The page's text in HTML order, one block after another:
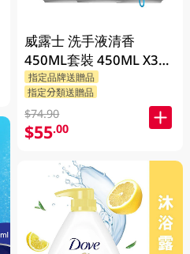
威露士 洗手液清香
450ML套裝 450ML X3
BP
指定品牌送贈品
指定分類送贈品
$74.90
$55.00